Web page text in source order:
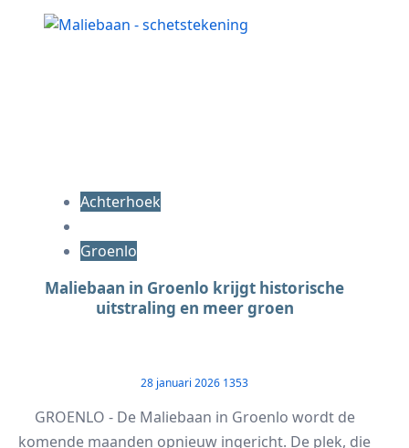
Achterhoek
Groenlo
Maliebaan in Groenlo krijgt historische
uitstraling en meer groen
28 januari 2026 1353
GROENLO - De Maliebaan in Groenlo wordt de
komende maanden opnieuw ingericht. De plek, die